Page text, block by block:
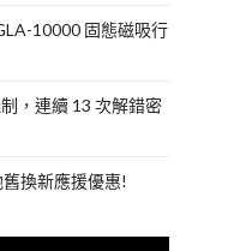
10000 固態磁吸行
，連續 13 次解錯密
換新應援優惠!